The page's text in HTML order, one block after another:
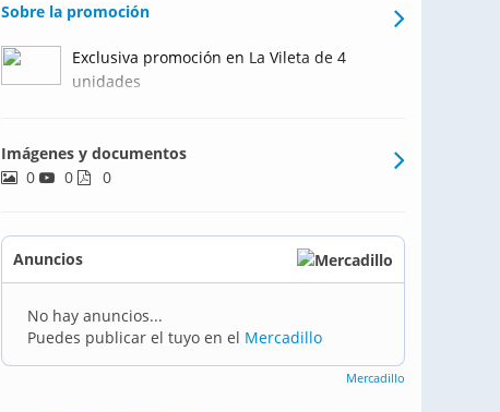
Sobre la promoción
Exclusiva promoción en La Vileta de 4
unidades
Imágenes y documentos
0
0 0
Anuncios
No hay anuncios...
Puedes publicar el tuyo en el Mercadillo
Mercadillo